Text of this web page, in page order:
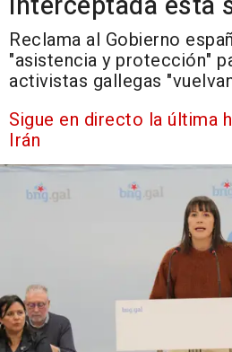
Reclama al Gobierno
"asistencia y protección"
activistas gallegas
Sigue en directo la última
Irán